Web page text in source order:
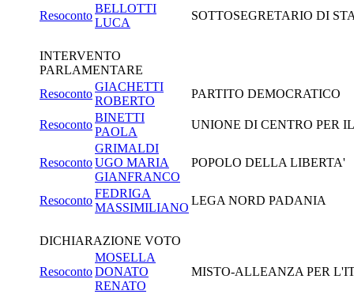
Resoconto
BELLOTTI
LUCA
SOTTOSEGRETARIO DI
INTERVENTO
PARLAMENTARE
Resoconto
GIACHETTI
ROBERTO
PARTITO DEMOCRATICO
Resoconto
BINETTI
PAOLA
UNIONE DI CENTRO PER
Resoconto
GRIMALDI
UGO MARIA
GIANFRANCO
POPOLO DELLA LIBERTA'
Resoconto
FEDRIGA
MASSIMILIANO
LEGA NORD PADANIA
DICHIARAZIONE VOTO
Resoconto
MOSELLA
DONATO
RENATO
MISTO-ALLEANZA PER